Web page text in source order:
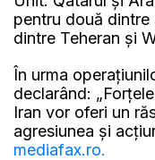
pentru două dintre
dintre Teheran și
În urma
declarând:
Iran vor oferi un
agresiunea și
mediafax.ro.